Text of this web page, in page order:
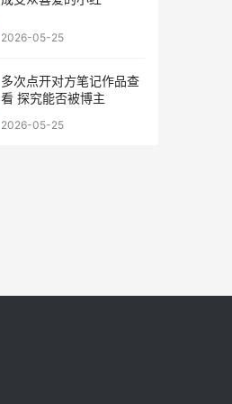
2026-05-25
多次点开对方笔记作品查
看 探究能否被博主
2026-05-25